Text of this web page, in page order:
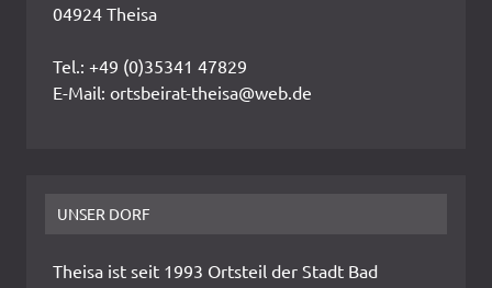
04924 Theisa
Tel.: +49 (0)35341 47829
E-Mail: ortsbeirat-theisa@web.de
UNSER DORF
Theisa ist seit 1993 Ortsteil der Stadt Bad